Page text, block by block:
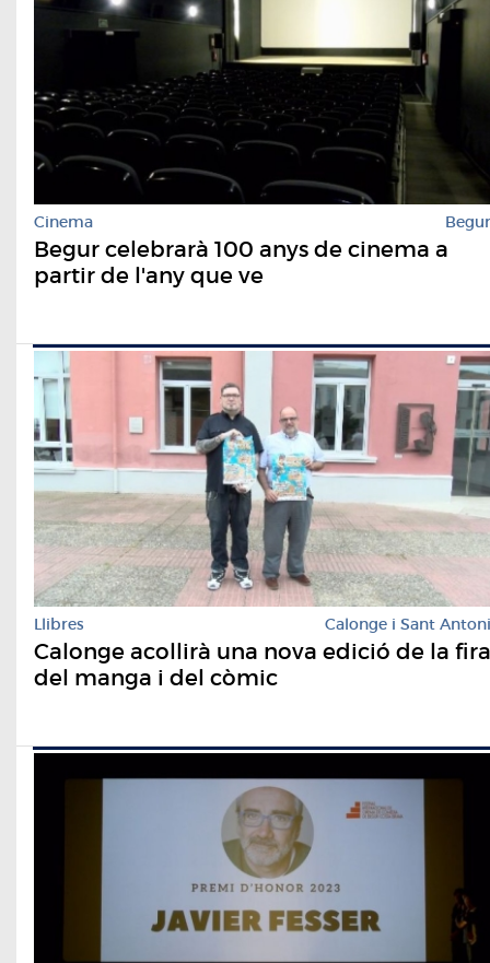
Cinema Begur
Begur celebrarà 100 anys de cinema a
partir de l'any que ve
Llibres Calonge i Sant Antoni
Calonge acollirà una nova edició de la fira
del manga i del còmic